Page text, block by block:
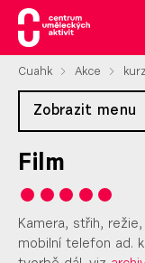
Cuahk Akce
Zobrazit menu
Film
Kamera, střih,
mobilní telefon ad.